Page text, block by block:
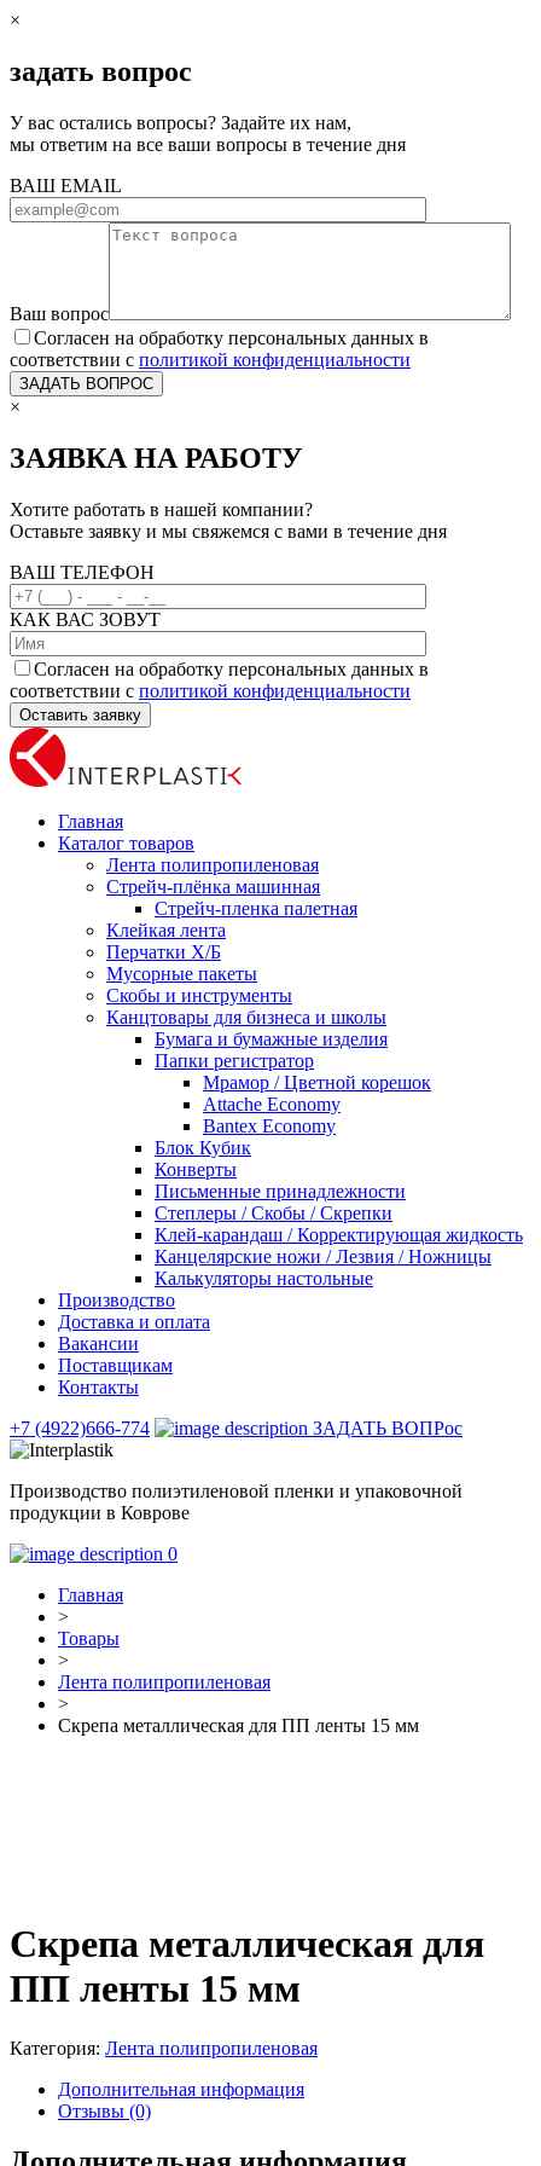
×
задать вопрос
У вас остались вопросы? Задайте их нам,
мы ответим на все ваши вопросы в течение дня
ВАШ EMAIL
Ваш вопрос
Согласен на обработку персональных данных в
соответствии с политикой конфиденциальности
×
ЗАЯВКА НА РАБОТУ
Хотите работать в нашей компании?
Оставьте заявку и мы свяжемся с вами в течение дня
ВАШ ТЕЛЕФОН
КАК ВАС ЗОВУТ
Согласен на обработку персональных данных в
соответствии с политикой конфиденциальности
Главная
Каталог товаров
Лента полипропиленовая
Стрейч-плёнка машинная
Стрейч-пленка палетная
Клейкая лента
Перчатки Х/Б
Мусорные пакеты
Скобы и инструменты
Канцтовары для бизнеса и школы
Бумага и бумажные изделия
Папки регистратор
Мрамор / Цветной корешок
Attache Economy
Bantex Economy
Блок Кубик
Конверты
Письменные принадлежности
Степлеры / Скобы / Скрепки
Клей-карандаш / Корректирующая жидкость
Канцелярские ножи / Лезвия / Ножницы
Калькуляторы настольные
Производство
Доставка и оплата
Вакансии
Поставщикам
Контакты
+7 (4922)666-774
ЗАДАТЬ ВОПРос
Производство полиэтиленовой пленки и упаковочной
продукции в Коврове
0
Главная
>
Товары
>
Лента полипропиленовая
>
Скрепа металлическая для ПП ленты 15 мм
Скрепа металлическая для
ПП ленты 15 мм
Категория: Лента полипропиленовая
Дополнительная информация
Отзывы (0)